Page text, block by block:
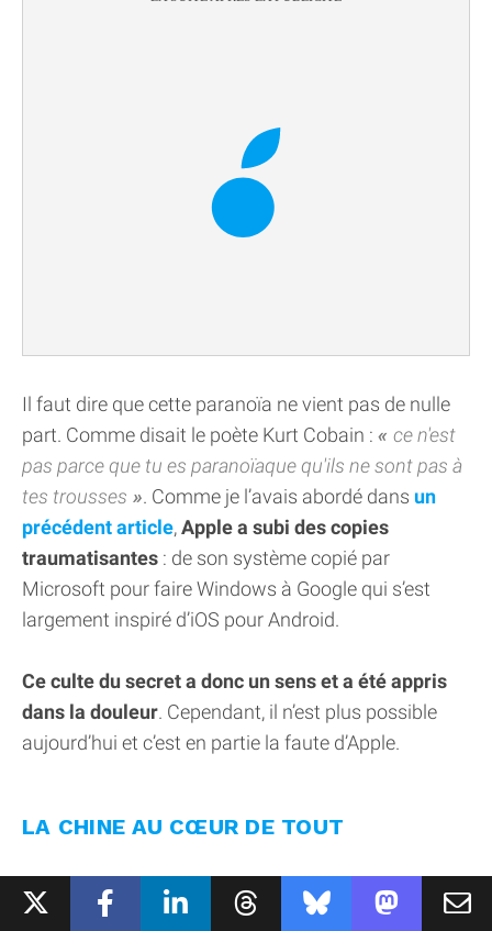
Il faut dire que cette paranoïa ne vient pas de nulle
part. Comme disait le poète Kurt Cobain :
ce n'est
pas parce que tu es paranoïaque qu'ils ne sont pas à
tes trousses
. Comme je l’avais abordé dans un
précédent article,Apple a subi des copies
traumatisantes : de son système copié par
Microsoft pour faire Windows à Google qui s’est
largement inspiré d’iOS pour Android.
Ce culte du secret a donc un sens et a été appris
dans la douleur. Cependant, il n’est plus possible
aujourd’hui et c’est en partie la faute d’Apple.
LA CHINE AU CŒUR DE TOUT
Car la plus grande fuite de l'histoire d'Apple n'est ni